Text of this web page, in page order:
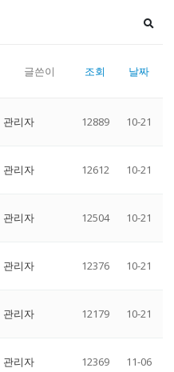
글쓴이 조회 날짜
관리자 12889 10-21
관리자 12612 10-21
관리자 12504 10-21
관리자 12376 10-21
관리자 12179 10-21
관리자 12369 11-06